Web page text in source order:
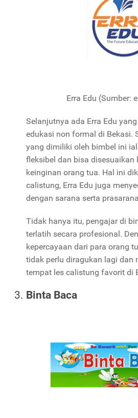
Erra Edu (Sumber:
Selanjutnya ada Erra Edu
edukasi non formal di Bekasi.
yang dimiliki oleh bimbel ini
fleksibel dan bisa disesuaikan
keinginan orang tua. Hal ini
calistung, Erra Edu juga
dengan sarana serta
Tidak hanya itu, pengajar di
terlatih secara profesional.
kepercayaan dari para orang
tidak perlu diragukan lagi dan
tempat les calistung favorit di
Binta Baca